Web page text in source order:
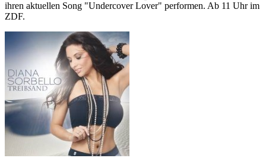
ihren aktuellen Song "Undercover Lover" performen. Ab 11 Uhr im
ZDF.